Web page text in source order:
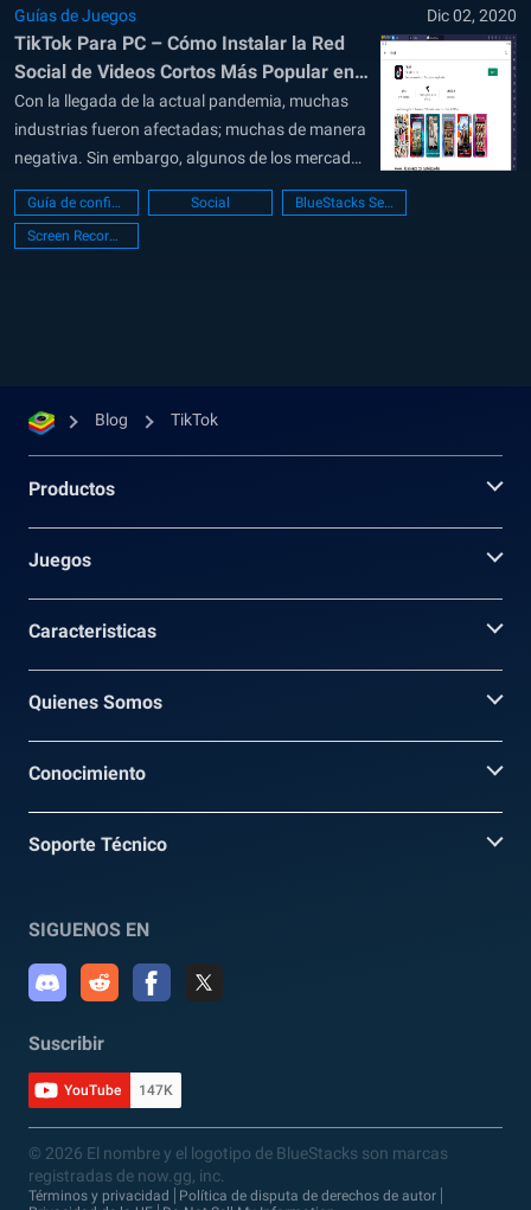
Guías de Juegos Dic 02, 2020
TikTok Para PC – Cómo Instalar la Red
Social de Videos Cortos Más Popular en
tu Computador
Con la llegada de la actual pandemia, muchas
industrias fueron afectadas; muchas de manera
negativa. Sin embargo, algunos de los mercados
mejoraron a medida que los usuarios buscaban
maneras distintas de mantenerse distraídos
durante los largos meses de encierro, y la
Guía de configuración de PC Social
BlueStacks Setup
Screen Recorder
Blog TikTok
Productos
Juegos
Caracteristicas
Quienes Somos
Conocimiento
Soporte Técnico
SIGUENOS EN
Suscribir
YouTube 147K
© 2026 El nombre y el logotipo de BlueStacks son marcas
registradas de now.gg, inc.
Términos y privacidad
Política de disputa de derechos de autor